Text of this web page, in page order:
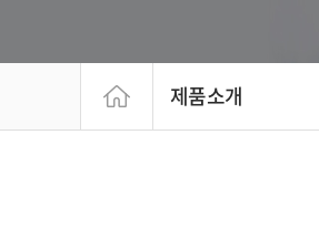
제품소개